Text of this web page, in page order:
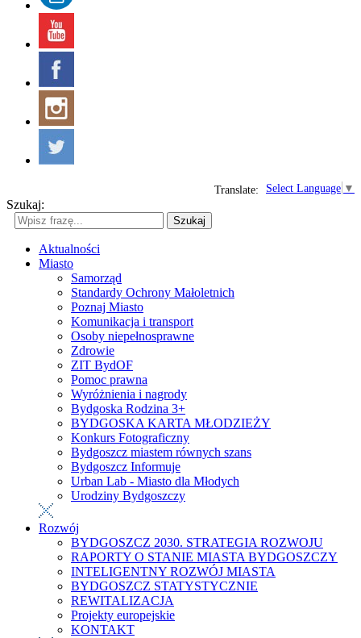
Select Language ▼
Translate:
Szukaj:
Szukaj
Aktualności
Miasto
Samorząd
Standardy Ochrony Małoletnich
Poznaj Miasto
Komunikacja i transport
Osoby niepełnosprawne
Zdrowie
ZIT BydOF
Pomoc prawna
Wyróżnienia i nagrody
Bydgoska Rodzina 3+
BYDGOSKA KARTA MŁODZIEŻY
Konkurs Fotograficzny
Bydgoszcz miastem równych szans
Bydgoszcz Informuje
Urban Lab - Miasto dla Młodych
Urodziny Bydgoszczy
Rozwój
BYDGOSZCZ 2030. STRATEGIA ROZWOJU
RAPORTY O STANIE MIASTA BYDGOSZCZY
INTELIGENTNY ROZWÓJ MIASTA
BYDGOSZCZ STATYSTYCZNIE
REWITALIZACJA
Projekty europejskie
KONTAKT